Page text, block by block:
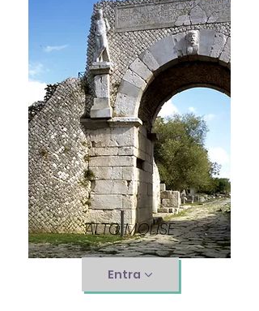
ALTO MOLISE
Entra